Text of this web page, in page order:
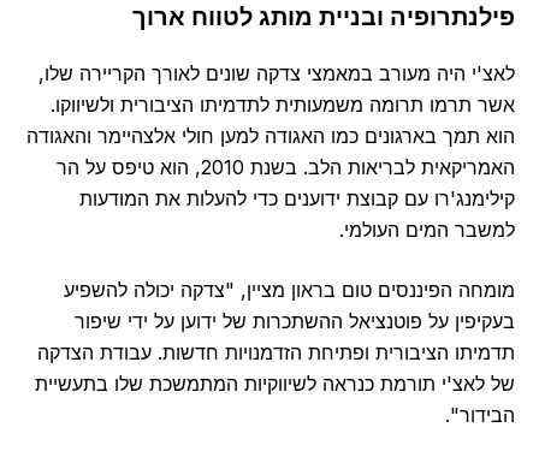
פילנתרופיה ובניית מותג לטווח ארוך
לאצ'י היה מעורב במאמצי צדקה שונים לאורך הקריירה שלו,
אשר תרמו תרומה משמעותית לתדמיתו הציבורית ולשיווקו.
הוא תמך בארגונים כמו האגודה למען חולי אלצהיימר והאגודה
האמריקאית לבריאות הלב. בשנת 2010, הוא טיפס על הר
קילימנג'רו עם קבוצת ידוענים כדי להעלות את המודעות
למשבר המים העולמי.
מומחה הפיננסים טום בראון מציין, "צדקה יכולה להשפיע
בעקיפין על פוטנציאל ההשתכרות של ידוען על ידי שיפור
תדמיתו הציבורית ופתיחת הזדמנויות חדשות. עבודת הצדקה
של לאצ'י תורמת כנראה לשיווקיות המתמשכת שלו בתעשיית
הבידור".